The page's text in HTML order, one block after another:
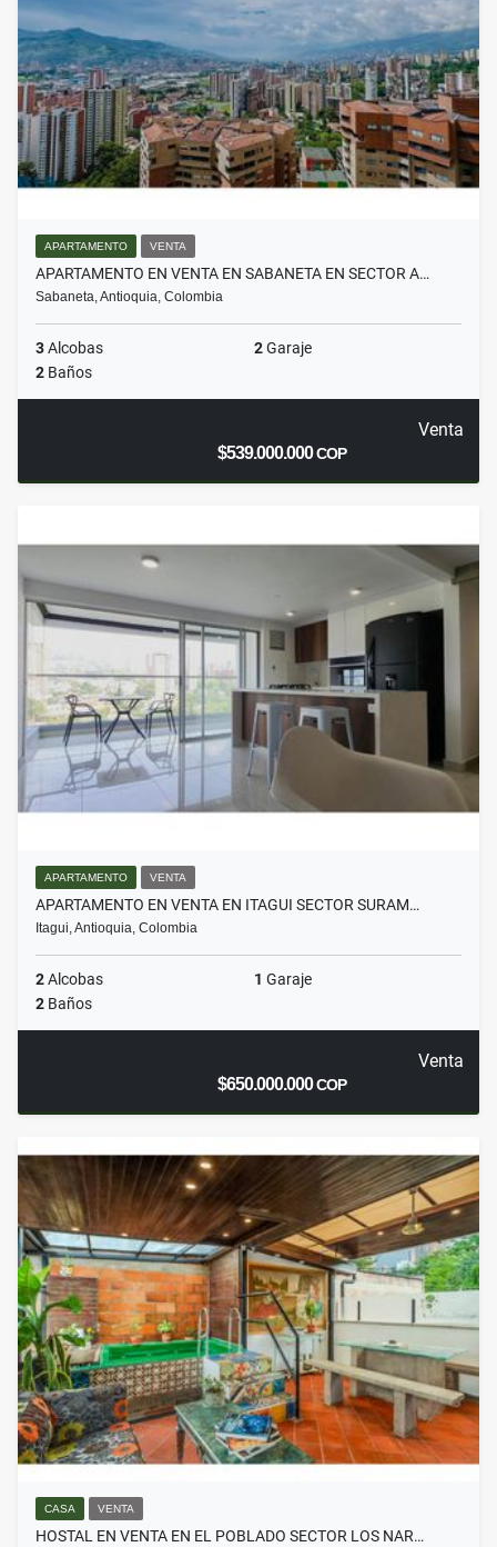
APARTAMENTO VENTA
APARTAMENTO EN VENTA EN SABANETA EN SECTOR A…
Sabaneta, Antioquia, Colombia
3Alcobas 2Garaje
2 Baños
Venta
$539.000.000COP
APARTAMENTO VENTA
APARTAMENTO EN VENTA EN ITAGUI SECTOR SURAM…
Itagui, Antioquia, Colombia
2Alcobas 1 Garaje
2 Baños
Venta
$650.000.000COP
CASA VENTA
HOSTAL EN VENTA EN EL POBLADO SECTOR LOS NAR…